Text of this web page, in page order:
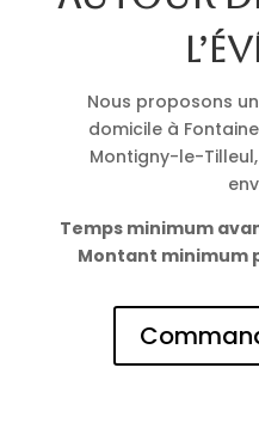
Nous proposons
domicile à
Montigny-le-
Temps minimum
Montant minimum